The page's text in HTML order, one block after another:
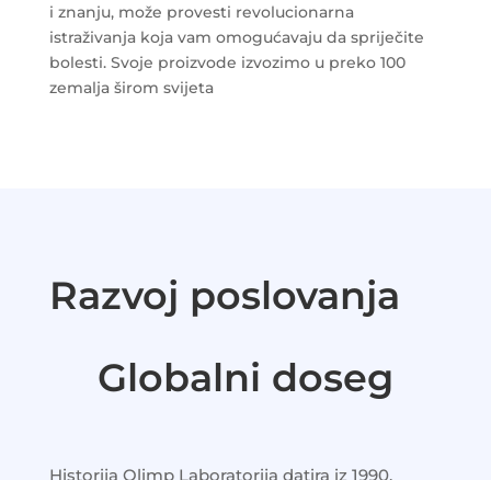
i znanju, može provesti revolucionarna
istraživanja koja vam omogućavaju da spriječite
bolesti. Svoje proizvode izvozimo u preko 100
zemalja širom svijeta
Razvoj poslovanja
Globalni doseg
Historija Olimp Laboratorija datira iz 1990.